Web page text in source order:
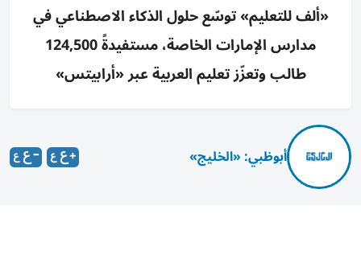
«ألف للتعليم» توسّع حلول الذكاء الاصطناعي في
مدارس الإمارات الخاصة، مستفيدةً 124,500
طالب وتعزّز تعليم العربية عبر «أرابيتس»
أبوظبي: «الخليج»